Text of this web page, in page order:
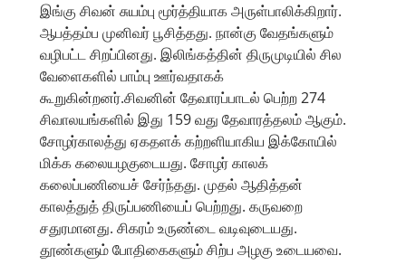
இங்கு சிவன் சுயம்பு மூர்த்தியாக அருள்பாலிக்கிறார்.
ஆபத்தம்ப முனிவர் பூசித்தது. நான்கு வேதங்களும்
வழிபட்ட சிறப்பினது. இலிங்கத்தின் திருமுடியில் சில
வேளைகளில் பாம்பு ஊர்வதாகக்
கூறுகின்றனர்.சிவனின் தேவாரப்பாடல் பெற்ற 274
சிவாலயங்களில் இது 159 வது தேவாரத்தலம் ஆகும்.
சோழர்காலத்து ஏகதளக் கற்றளியாகிய இக்கோயில்
மிக்க கலையழகுடையது. சோழர் காலக்
கலைப்பணியைச் சேர்ந்தது. முதல் ஆதித்தன்
காலத்துத் திருப்பணியைப் பெற்றது. கருவறை
சதுரமானது. சிகரம் உருண்டை வடிவுடையது.
தூண்களும் போதிகைகளும் சிற்ப அழகு உடையவை.